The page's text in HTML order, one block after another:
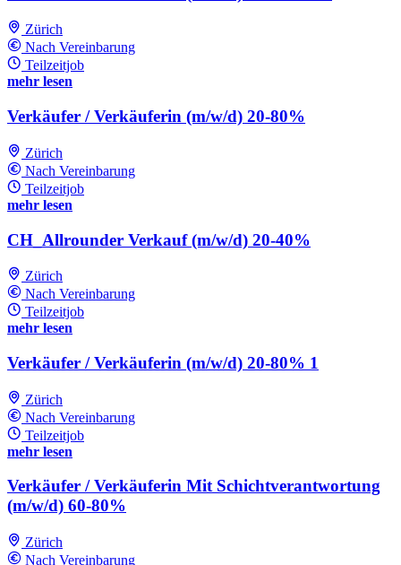
Zürich
Nach Vereinbarung
Teilzeitjob
mehr lesen
Verkäufer / Verkäuferin (m/w/d) 20-80%
Zürich
Nach Vereinbarung
Teilzeitjob
mehr lesen
CH_Allrounder Verkauf (m/w/d) 20-40%
Zürich
Nach Vereinbarung
Teilzeitjob
mehr lesen
Verkäufer / Verkäuferin (m/w/d) 20-80% 1
Zürich
Nach Vereinbarung
Teilzeitjob
mehr lesen
Verkäufer / Verkäuferin Mit Schichtverantwortung
(m/w/d) 60-80%
Zürich
Nach Vereinbarung